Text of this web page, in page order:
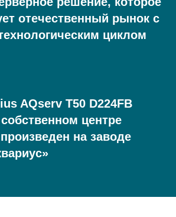
отечественный рынок с
циклом
AQserv T50 D224FB
центре
на заводе